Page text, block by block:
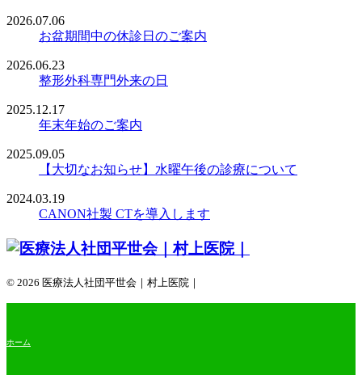
2026.07.06
お盆期間中の休診日のご案内
2026.06.23
整形外科専門外来の日
2025.12.17
年末年始のご案内
2025.09.05
【大切なお知らせ】水曜午後の診療について
2024.03.19
CANON社製 CTを導入します
© 2026 医療法人社団平世会｜村上医院｜
ホーム